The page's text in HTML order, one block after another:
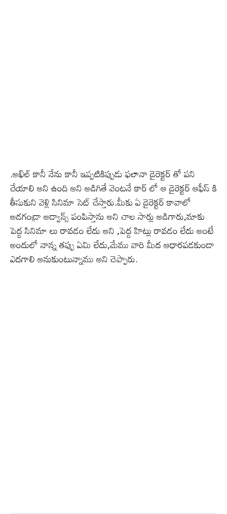
.అఖిల్ కానీ నేను కానీ ఇప్పటికిప్పుడు ఫలానా డైరెక్టర్ తో పని
చేయాలి అని ఉంది అని అడిగితే వెంటనే కార్ లో ఆ డైరెక్టర్ ఆఫీస్ కి
తీసుకుని వెళ్లి సినిమా సెట్ చేస్తారు.మీకు ఏ డైరెక్టర్ కావాలో
అడగండ్రా అడ్వాన్స్ పంపిస్తాను అని చాల సార్లు అడిగారు,మాకు
పెద్ద సినిమా లు రావడం లేదు అని ,పెద్ద హిట్లు రావడం లేదు అంటే
అందులో నాన్న తప్పు ఏమి లేదు,మేము వారి మీద ఆధారపడకుండా
ఎదగాలి అనుకుంటున్నాము అని చెప్పారు.